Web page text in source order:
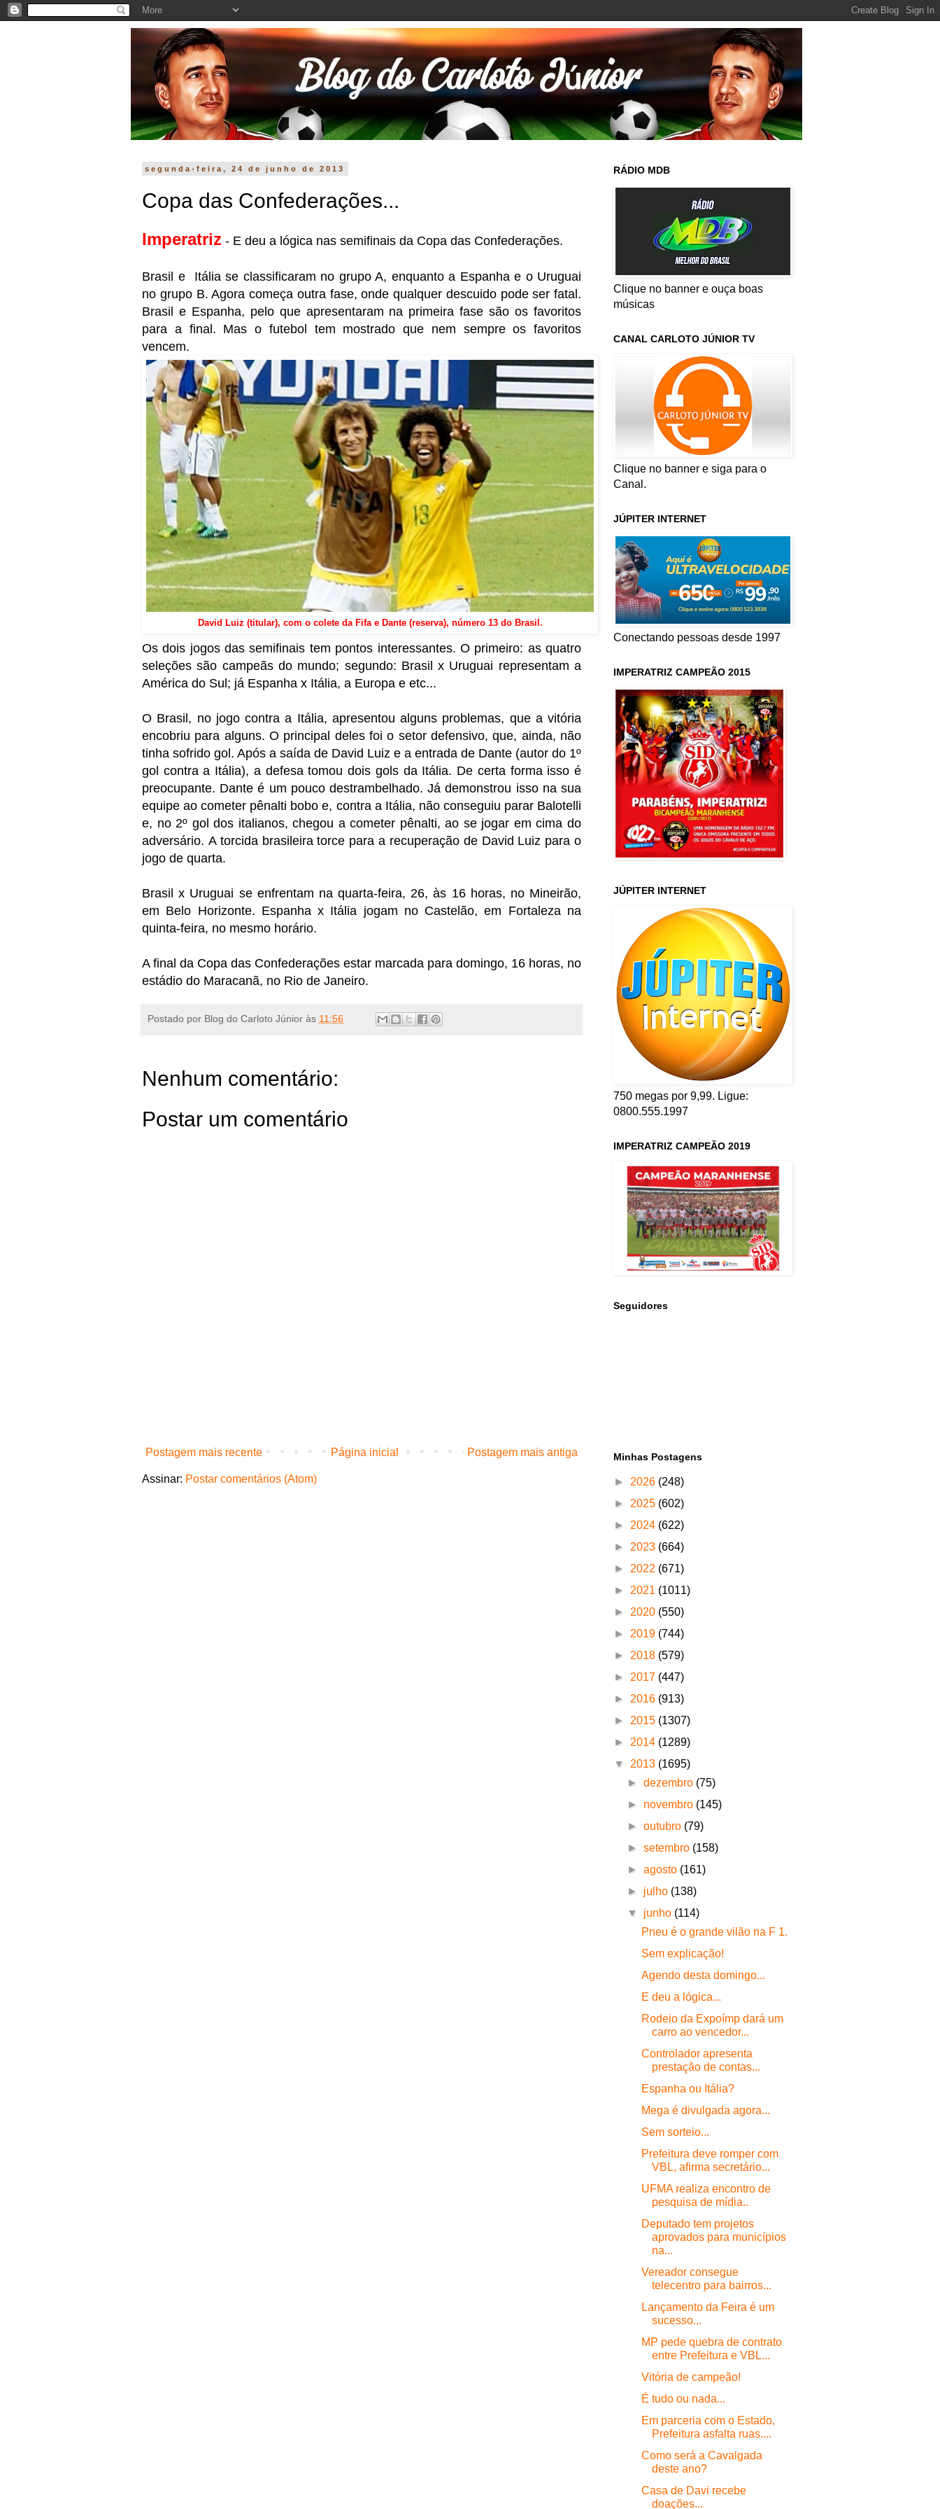
segunda-feira, 24 de junho de 2013
Copa das Confederações...
Imperatriz - E deu a lógica nas semifinais da Copa das Confederações.
Brasil e Itália se classificaram no grupo A, enquanto a Espanha e o Uruguai
no grupo B. Agora começa outra fase, onde qualquer descuido pode ser fatal.
Brasil e Espanha, pelo que apresentaram na primeira fase são os favoritos
para a final. Mas o futebol tem mostrado que nem sempre os favoritos
vencem.
David Luiz (titular), com o colete da Fifa e Dante (reserva), número 13 do Brasil.
Os dois jogos das semifinais tem pontos interessantes. O primeiro: as quatro
seleções são campeãs do mundo; segundo: Brasil x Uruguai representam a
América do Sul; já Espanha x Itália, a Europa e etc...
O Brasil, no jogo contra a Itália, apresentou alguns problemas, que a vitória
encobriu para alguns. O principal deles foi o setor defensivo, que, ainda, não
tinha sofrido gol. Após a saída de David Luiz e a entrada de Dante (autor do 1º
gol contra a Itália), a defesa tomou dois gols da Itália. De certa forma isso é
preocupante. Dante é um pouco destrambelhado. Já demonstrou isso na sua
equipe ao cometer pênalti bobo e, contra a Itália, não conseguiu parar Balotelli
e, no 2º gol dos italianos, chegou a cometer pênalti, ao se jogar em cima do
adversário. A torcida brasileira torce para a recuperação de David Luiz para o
jogo de quarta.
Brasil x Uruguai se enfrentam na quarta-feira, 26, às 16 horas, no Mineirão,
em Belo Horizonte. Espanha x Itália jogam no Castelão, em Fortaleza na
quinta-feira, no mesmo horário.
A final da Copa das Confederações estar marcada para domingo, 16 horas, no
estádio do Maracanã, no Rio de Janeiro.
Postado por Blog do Carloto Júnior às 11:56
Nenhum comentário:
Postar um comentário
Postagem mais recente Postagem mais antiga
Página inicial
Assinar: Postar comentários (Atom)
RÁDIO MDB
Clique no banner e ouça boas
músicas
CANAL CARLOTO JÚNIOR TV
Clique no banner e siga para o
Canal.
JÚPITER INTERNET
Conectando pessoas desde 1997
IMPERATRIZ CAMPEÃO 2015
JÚPITER INTERNET
750 megas por 9,99. Ligue:
0800.555.1997
IMPERATRIZ CAMPEÃO 2019
Seguidores
Minhas Postagens
► 2026 (248)
► 2025 (602)
► 2024 (622)
► 2023 (664)
► 2022 (671)
► 2021 (1011)
► 2020 (550)
► 2019 (744)
► 2018 (579)
► 2017 (447)
► 2016 (913)
► 2015 (1307)
► 2014 (1289)
▼ 2013 (1695)
►dezembro (75)
► novembro (145)
►outubro (79)
►setembro (158)
►agosto (161)
► julho (138)
▼ junho (114)
Pneu é o grande vilão na F 1.
Sem explicação!
Agendo desta domingo...
E deu a lógica...
Rodeio da Expoímp dará um
carro ao vencedor...
Controlador apresenta
prestação de contas...
Espanha ou Itália?
Mega é divulgada agora...
Sem sorteio...
Prefeitura deve romper com
VBL, afirma secretário...
UFMA realiza encontro de
pesquisa de mídia..
Deputado tem projetos
aprovados para municípios
na...
Vereador consegue
telecentro para bairros...
Lançamento da Feira é um
sucesso...
MP pede quebra de contrato
entre Prefeitura e VBL...
Vitória de campeão!
É tudo ou nada...
Em parceria com o Estado,
Prefeitura asfalta ruas....
Como será a Cavalgada
deste ano?
Casa de Davi recebe
doações...